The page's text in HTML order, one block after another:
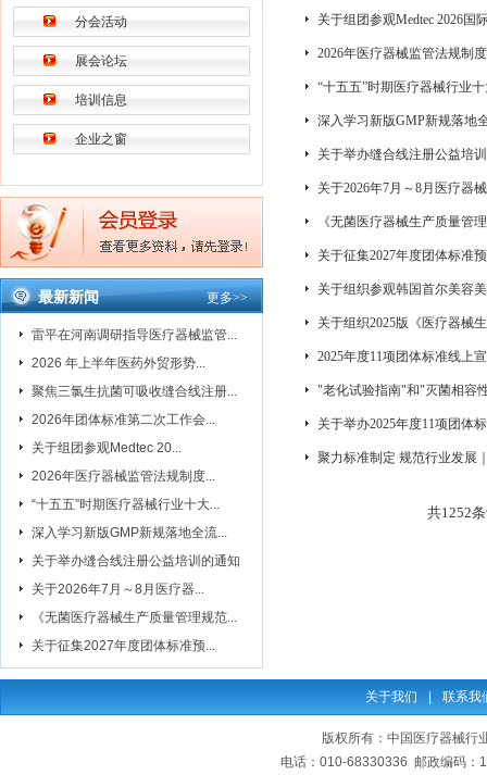
分会活动
展会论坛
培训信息
企业之窗
最新新闻 更多>>
雷平在河南调研指导医疗器械监管...
2026 年上半年医药外贸形势...
聚焦三氯生抗菌可吸收缝合线注册...
2026年团体标准第二次工作会...
关于组团参观Medtec 20...
2026年医疗器械监管法规制度...
“十五五”时期医疗器械行业十大...
深入学习新版GMP新规落地全流...
关于举办缝合线注册公益培训的通知
关于2026年7月～8月医疗器...
《无菌医疗器械生产质量管理规范...
关于征集2027年度团体标准预...
关于组团参观Medtec 2026
2026年医疗器械监管法规制
“十五五”时期医疗器械行业
深入学习新版GMP新规落地
关于举办缝合线注册公益培
关于2026年7月～8月医疗器
《无菌医疗器械生产质量管
关于征集2027年度团体标准
关于组织参观韩国首尔美容
关于组织2025版《医疗器械
2025年度11项团体标准线上
"老化试验指南"和"灭菌相容
关于举办2025年度11项团体
聚力标准制定 规范行业发展
共1252
关于我们 联系我
版权所有：中国医疗器械行
电话：010-68330336 邮政编码：